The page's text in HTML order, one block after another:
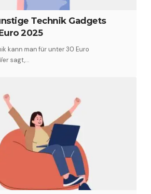
Technik Gadgets
2025
kann man für unter 30 Euro
sagt,…